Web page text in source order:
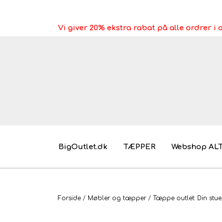
Vi giver 20% ekstra rabat på alle ordrer i
BigOutlet.dk TÆPPER Webshop
Pakkeleg gaveidéer til under 30 kr.
Forside Møbler og tæpper Tæppe outlet: Din